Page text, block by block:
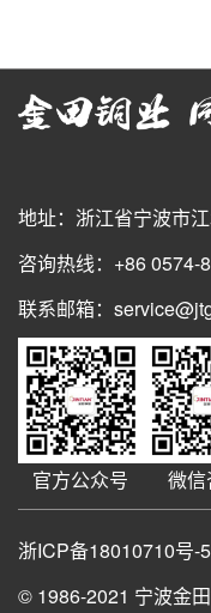
地址：浙江省宁波市
咨询热线：+86 0574-
联系邮箱：
官方公众号 微信
浙ICP备18010710号-5
© 1986-2021 宁波金